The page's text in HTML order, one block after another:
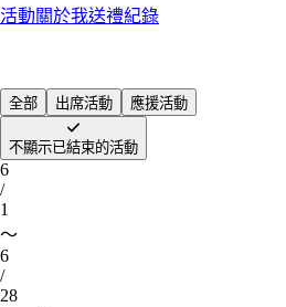
活動關於我送禮紀錄
全部 出席活動 應援活動
不顯示已結束的活動
6
/
1
～
6
/
28